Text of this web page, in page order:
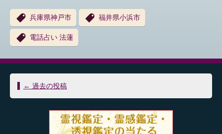
兵庫県神戸市 福井県小浜市
電話占い 法蓮
投 ← 過去の投稿